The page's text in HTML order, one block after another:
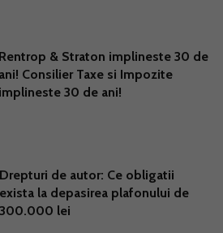
Rentrop & Straton implineste 30 de
ani! Consilier Taxe si Impozite
implineste 30 de ani!
Drepturi de autor: Ce obligatii
exista la depasirea plafonului de
300.000 lei